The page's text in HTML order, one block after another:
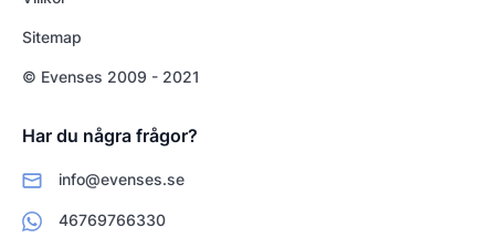
Sitemap
© Evenses 2009 - 2021
Har du några frågor?
info@evenses.se
46769766330